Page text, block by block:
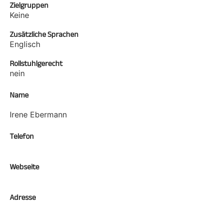
Zielgruppen
Keine
Zusätzliche Sprachen
Englisch
Rollstuhlgerecht
nein
Name
Irene Ebermann
Telefon
Webseite
Adresse